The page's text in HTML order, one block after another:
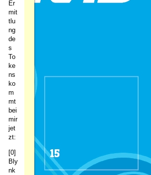
Er
mit
tlu
ng
de
s
To
ke
ns
ko
m
mt
bei
mir
jet
zt:
[0]
Bly
nk